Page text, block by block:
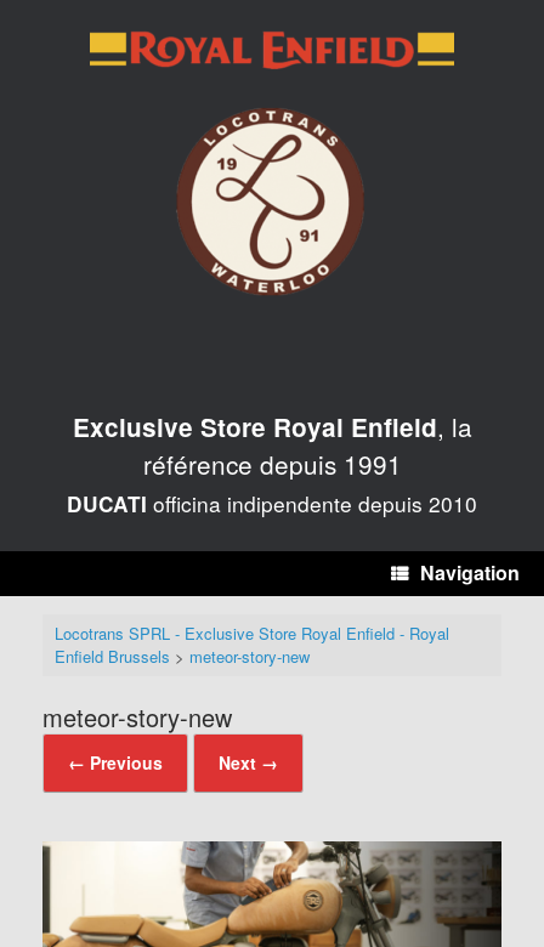
Exclusive Store Royal Enfield, la
référence depuis 1991
DUCATI officina indipendente depuis 2010
Navigation
Locotrans SPRL - Exclusive Store Royal Enfield - Royal
Enfield Brussels > meteor-story-new
meteor-story-new
← Previous Next →